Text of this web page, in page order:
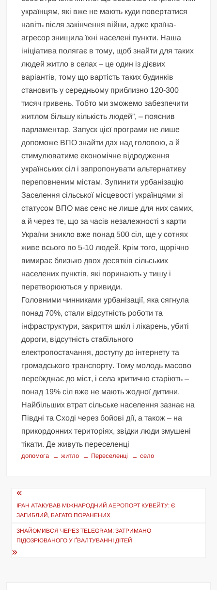
українцям, які вже не мають куди повертатися
навіть після закінчення війни, адже країна-
агресор знищила їхні населені пункти. Наша
ініціатива полягає в тому, щоб знайти для таких
людей житло в селах – це один із дієвих
варіантів, тому що вартість таких будинків
становить у середньому приблизно 120-300
тисяч гривень. Тобто ми зможемо забезпечити
житлом більшу кількість людей”, – пояснив
парламентар. Запуск цієї програми не лише
допоможе ВПО знайти дах над головою, а й
стимулюватиме економічне відродження
українських сіл і запропонувати альтернативу
переповненим містам. Зупинити урбанізацію
Заселення сільської місцевості українцями зі
статусом ВПО має сенс не лише для них самих,
а й через те, що за часів незалежності з карти
України зникло вже понад 500 сіл, ще у сотнях
живе всього по 5-10 людей. Крім того, щорічно
вимирає близько двох десятків сільських
населених пунктів, які поринають у тишу і
перетворюються у привиди.
Головними чинниками урбанізації, яка сягнула
понад 70%, стали відсутність роботи та
інфраструктури, закриття шкіл і лікарень, убиті
дороги, відсутність стабільного
електропостачання, доступу до інтернету та
громадського транспорту. Тому молодь масово
переїжджає до міст, і села критично старіють –
понад 19% сіл вже не мають жодної дитини.
Найбільших втрат сільське населення зазнає на
Півдні та Сході через бойові дії, а також – на
прикордонних територіях, звідки люди змушені
тікати. Де живуть переселенці
допомога житло Переселенці село
Навігація
записів
ІРАН АТАКУВАВ МІЖНАРОДНИЙ АЕРОПОРТ КУВЕЙТУ: Є
ЗАГИБЛИЙ, БАГАТО ПОРАНЕНИХ
ЗНАЙОМИВСЯ ЧЕРЕЗ TELEGRAM: ЗАТРИМАНО
ПІДОЗРЮВАНОГО У ҐВАЛТУВАННІ ДІТЕЙ